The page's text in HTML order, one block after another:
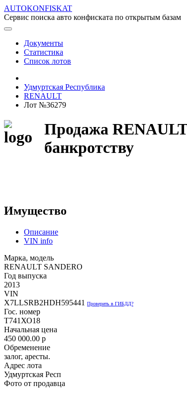
AUTOKONFISKAT
Сервис поиска авто конфиската по открытым базам
Документы
Статистика
Список лотов
Удмуртская Республика
RENAULT
Лот №36279
Продажа RENAULT
банкротству
Имущество
Описание
VIN info
Марка, модель
RENAULT SANDERO
Год выпуска
2013
VIN
X7LLSRB2HDH595441
Проверить в ГИБДД?
Гос. номер
Т741ХО18
Начальная цена
450 000.00 p
Обременение
залог, аресты.
Адрес лота
Удмуртская Респ
Фото от продавца